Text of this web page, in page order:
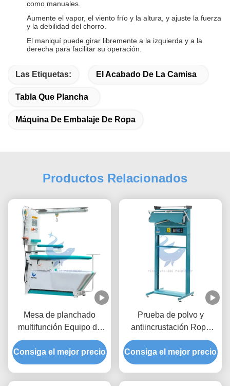
como manuales.
Aumente el vapor, el viento frío y la altura, y ajuste la fuerza
y la debilidad del chorro.
El maniquí puede girar libremente a la izquierda y a la
derecha para facilitar su operación.
Las Etiquetas: El Acabado De La Camisa
Tabla Que Plancha
Máquina De Embalaje De Ropa
Productos Relacionados
Mesa de planchado
multifunción Equipo de
lavandería de eliminación
de manchas Aire soplado
planchado Succión de
Consiga el mejor precio
Prueba de polvo y
antiincrustación Ropa
máquina de embalaje
Equipo de lavado
Consiga el mejor precio